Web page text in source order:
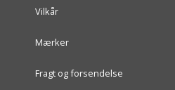
Vilkår
Mærker
Fragt og forsendelse